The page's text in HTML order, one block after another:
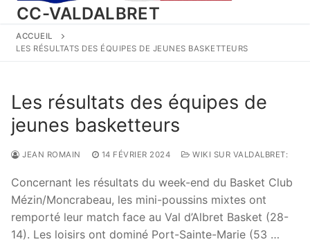
CC-VALDALBRET
ACCUEIL
LES RÉSULTATS DES ÉQUIPES DE JEUNES BASKETTEURS
Les résultats des équipes de
jeunes basketteurs
JEAN ROMAIN 14 FÉVRIER 2024 WIKI SUR VALDALBRET:
Concernant les résultats du week-end du Basket Club
Mézin/Moncrabeau, les mini-poussins mixtes ont
remporté leur match face au Val d’Albret Basket (28-
14). Les loisirs ont dominé Port-Sainte-Marie (53 …